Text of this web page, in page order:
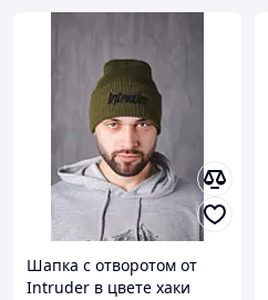
Шапка с отворотом от
Intruder в цвете хаки